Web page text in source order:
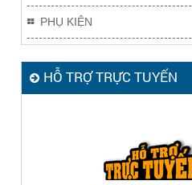
PHỤ KIỆN
HỖ TRỢ TRỰC TUYẾN